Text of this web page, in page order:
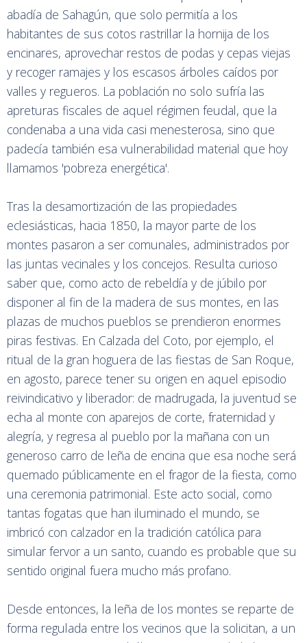
abadía de Sahagún, que solo permitía a los
habitantes de sus cotos rastrillar la hornija de los
encinares, aprovechar restos de podas y cepas viejas
y recoger ramajes y los escasos árboles caídos por
valles y regueros. La población no solo sufría las
apreturas fiscales de aquel régimen feudal, que la
condenaba a una vida casi menesterosa, sino que
padecía también esa vulnerabilidad material que hoy
llamamos 'pobreza energética'.
Tras la desamortización de las propiedades
eclesiásticas, hacia 1850, la mayor parte de los
montes pasaron a ser comunales, administrados por
las juntas vecinales y los concejos. Resulta curioso
saber que, como acto de rebeldía y de júbilo por
disponer al fin de la madera de sus montes, en las
plazas de muchos pueblos se prendieron enormes
piras festivas. En Calzada del Coto, por ejemplo, el
ritual de la gran hoguera de las fiestas de San Roque,
en agosto, parece tener su origen en aquel episodio
reivindicativo y liberador: de madrugada, la juventud se
echa al monte con aparejos de corte, fraternidad y
alegría, y regresa al pueblo por la mañana con un
generoso carro de leña de encina que esa noche será
quemado públicamente en el fragor de la fiesta, como
una ceremonia patrimonial. Este acto social, como
tantas fogatas que han iluminado el mundo, se
imbricó con calzador en la tradición católica para
simular fervor a un santo, cuando es probable que su
sentido original fuera mucho más profano.
Desde entonces, la leña de los montes se reparte de
forma regulada entre los vecinos que la solicitan, a un